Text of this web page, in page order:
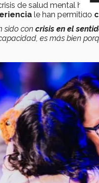
de salud mental
le han permitido
sido con crisis en el
es más bien